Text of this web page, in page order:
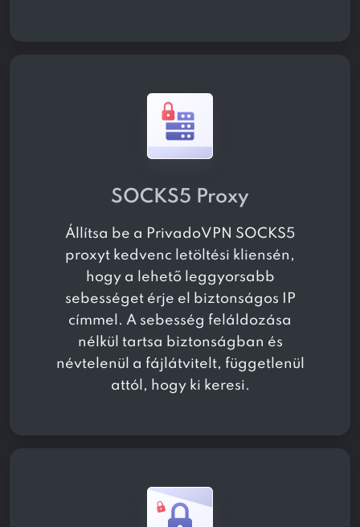
SOCKS5 Proxy
Állítsa be a PrivadoVPN SOCKS5
proxyt kedvenc letöltési kliensén,
hogy a lehető leggyorsabb
sebességet érje el biztonságos IP
címmel. A sebesség feláldozása
nélkül tartsa biztonságban és
névtelenül a fájlátvitelt, függetlenül
attól, hogy ki keresi.